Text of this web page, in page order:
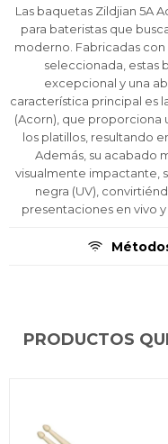
Las baquetas Zildjian 5A
para bateristas que
moderno. Fabricadas
seleccionada, estas
excepcional y una
característica principal es
(Acorn), que
los platillos, resultando
Además, su acabado
visualmente impactante,
negra (UV),
presentaciones en vivo
PRODUCTOS
Celular
Fecha de
¡Tenés hasta
Elegí
Elegís Pago
* sujeto a
Parece que no
el
Por favor
Celular
Fecha de
¡Tenés hasta
Elegí
Elegís Pago
* sujeto a
Parece que no
el
Por favor
Celular
Fecha de
¡Tenés hasta
Elegí
Elegís Pago
* sujeto a
Parece que no
el
Por favor